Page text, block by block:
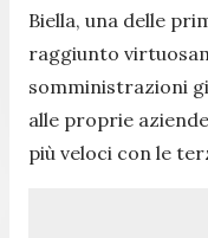
Biella, una delle
raggiunto
somministrazioni
alle proprie
più veloci con le